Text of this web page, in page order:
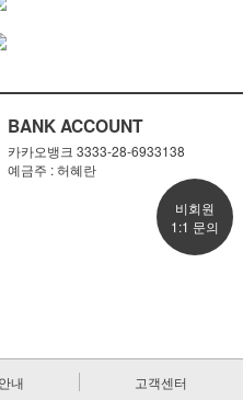
BANK ACCOUNT
카카오뱅크 3333-28-6933138
예금주 : 허혜란
비회원
1:1 문의
내 고객센터